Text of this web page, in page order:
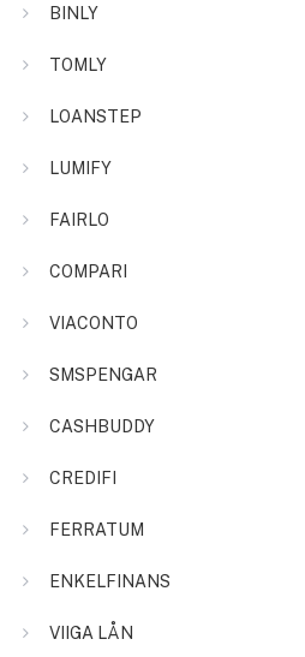
BINLY
TOMLY
LOANSTEP
LUMIFY
FAIRLO
COMPARI
VIACONTO
SMSPENGAR
CASHBUDDY
CREDIFI
FERRATUM
ENKELFINANS
VIIGA LÅN